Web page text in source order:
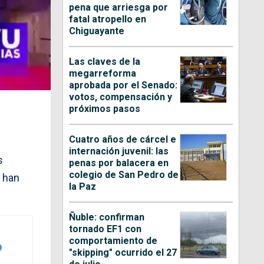
pena que arriesga por
fatal atropello en
Chiguayante
Las claves de la
megarreforma
aprobada por el Senado:
votos, compensación y
próximos pasos
Cuatro años de cárcel e
internación juvenil: las
penas por balacera en
colegio de San Pedro de
la Paz
Ñuble: confirman
tornado EF1 con
comportamiento de
"skipping" ocurrido el 27